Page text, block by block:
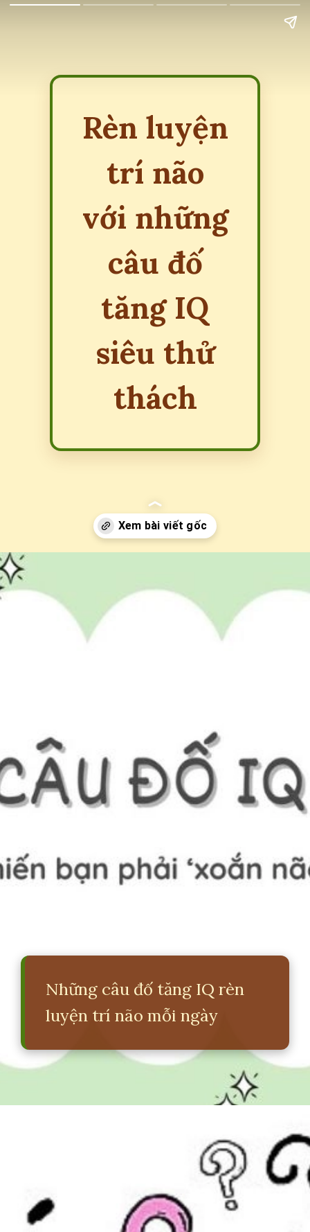
Rèn luyện
trí não
với những
câu đố
tăng IQ
siêu thử
thách
Những câu đố tăng IQ rèn
luyện trí não mỗi ngày